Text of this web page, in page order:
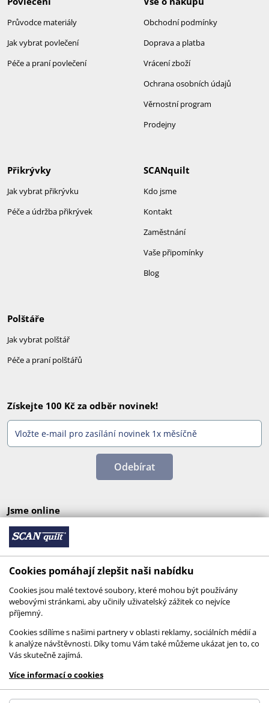
Průvodce materiály
Jak vybrat povlečení
Péče a praní povlečení
Obchodní podmínky
Doprava a platba
Vrácení zboží
Ochrana osobních údajů
Věrnostní program
Prodejny
SCANquilt
Kdo jsme
Kontakt
Zaměstnání
Vaše připomínky
Blog
Přikrývky
Jak vybrat přikrývku
Péče a údržba přikrývek
Polštáře
Jak vybrat polštář
Péče a praní polštářů
Získejte 100 Kč za odběr novinek!
Odebírat
Jsme online
© 2026 SCANquilt - všechna práva vyhrazena
This site is protected by reCAPTCHA and the
GooglePrivacy PolicyandTerms of Serviceapply.
Cookies pomáhají zlepšit naši nabídku
Cookies jsou malé textové soubory, které mohou být používány
webovými stránkami, aby učinily uživatelský zážitek co nejvíce
příjemný.
Cookies sdílíme s našimi partnery v oblasti reklamy, sociálních médií a
k analýze návštěvnosti. Díky tomu Vám také můžeme ukázat jen to, co
Vás skutečně zajímá.
Více informací o cookies